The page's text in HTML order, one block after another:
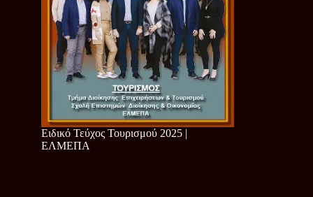
Ειδικό Τεύχος Τουρισμού 2025 |
ΕΛΜΕΠΑ